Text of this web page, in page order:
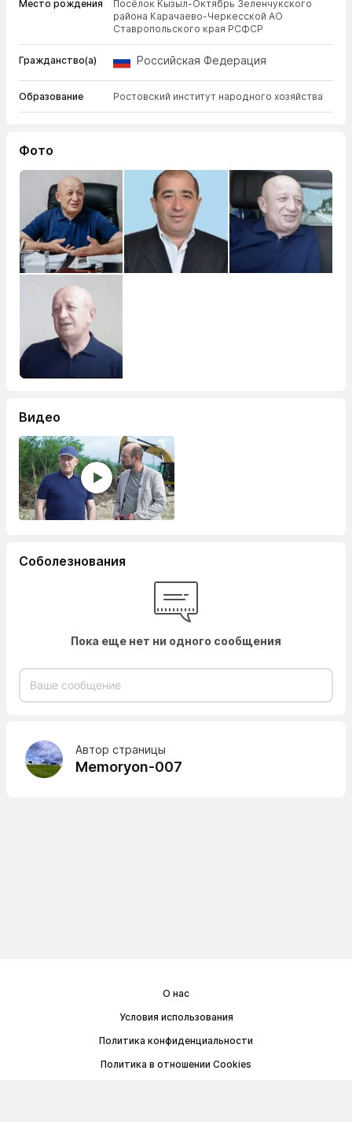
Место рождения
Посёлок Кызыл-Октябрь Зеленчукского
района Карачаево-Черкесской АО
Ставропольского края РСФСР
Гражданство(а) Российская Федерация
Образование Ростовский институт народного хозяйства
Фото
Видео
Соболезнования
Пока еще нет ни одного сообщения
Автор страницы
Memoryon-007
О нас
Условия использования
Политика конфиденциальности
Политика в отношении Cookies